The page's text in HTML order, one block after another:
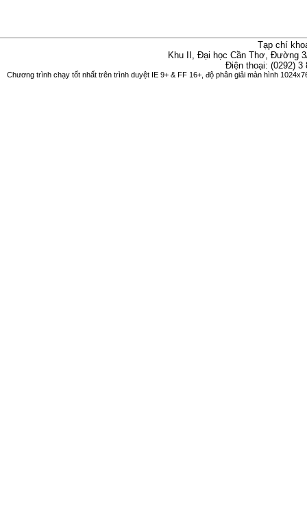
Tạp chí
Khu II, Đại học Cần Thơ, Đường
Điện thoại: (0292)
Chương trình chạy tốt nhất trên trình duyệt IE 9+ & FF 16+, độ phân giải màn hình